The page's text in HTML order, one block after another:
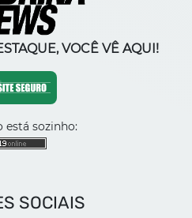
VOCÊ VÊ AQUI!
está sozinho:
SOCIAIS